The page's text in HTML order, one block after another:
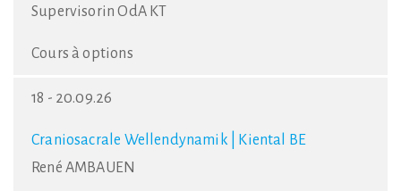
Supervisorin OdA KT
Cours à options
18 - 20.09.26
Craniosacrale Wellendynamik | Kiental BE
René AMBAUEN